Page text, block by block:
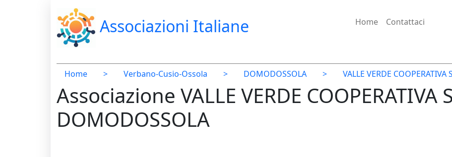
Associazioni Italiane Home Contattaci
Home > Verbano-Cusio-Ossola > DOMODOSSOLA > VALLE VERDE COOPERATIVA
Associazione VALLE VERDE COOPERATIVA
DOMODOSSOLA